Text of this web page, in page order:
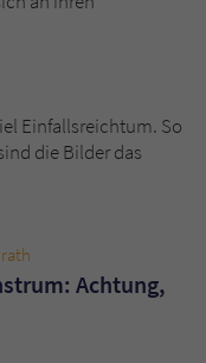
Einfallsreichtum. So
die Bilder das
Achtung,